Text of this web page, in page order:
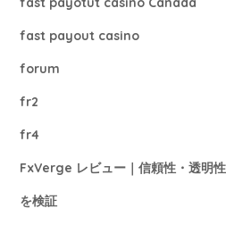
fast payout casino
forum
fr2
fr4
FxVerge レビュー｜信頼性・透明
を検証